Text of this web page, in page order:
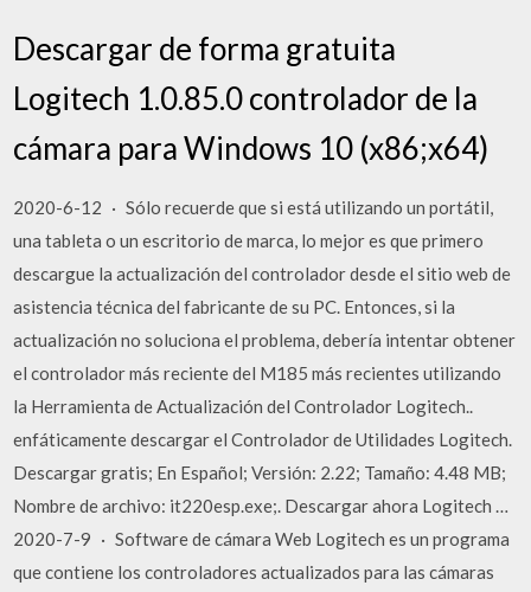
Descargar de forma gratuita
Logitech 1.0.85.0 controlador de la
cámara para Windows 10 (x86;x64)
2020-6-12 · Sólo recuerde que si está utilizando un portátil,
una tableta o un escritorio de marca, lo mejor es que primero
descargue la actualización del controlador desde el sitio web de
asistencia técnica del fabricante de su PC. Entonces, si la
actualización no soluciona el problema, debería intentar obtener
el controlador más reciente del M185 más recientes utilizando
la Herramienta de Actualización del Controlador Logitech..
enfáticamente descargar el Controlador de Utilidades Logitech.
Descargar gratis; En Español; Versión: 2.22; Tamaño: 4.48 MB;
Nombre de archivo: it220esp.exe;. Descargar ahora Logitech …
2020-7-9 · Software de cámara Web Logitech es un programa
que contiene los controladores actualizados para las cámaras